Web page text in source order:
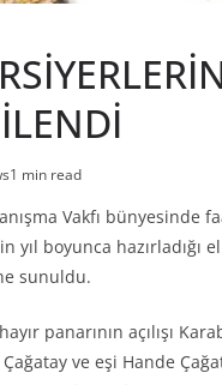
1 min read
Vakfı bünyesinde
yıl boyunca hazırladığı
sunuldu.
panarının açılışı
ve eşi Hande